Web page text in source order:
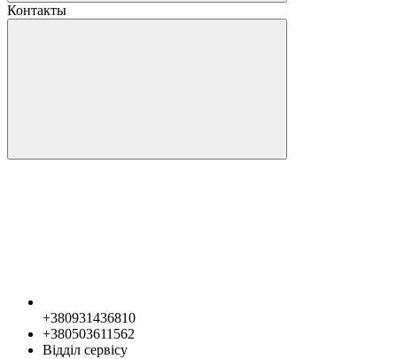
Контакты
+380931436810
+380503611562
Відділ сервісу